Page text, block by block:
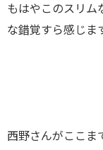
もはやこのスリム
な錯覚すら感じ
西野さんがここま